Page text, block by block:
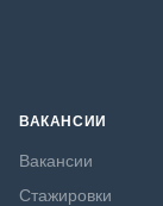
ВАКАНСИИ
Вакансии
Стажировки